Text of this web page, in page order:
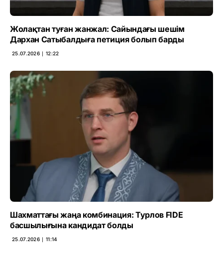
Жолақтан туған жанжал: Сайындағы шешім
Дархан Сатыбалдыға петиция болып барды
25.07.2026 ∣ 12:22
Шахматтағы жаңа комбинация: Турлов FIDE
басшылығына кандидат болды
25.07.2026 ∣ 11:14